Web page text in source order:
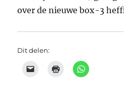
over de nieuwe box-3
Dit delen: